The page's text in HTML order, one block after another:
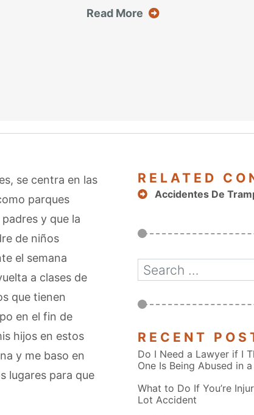
result
Read More about this case result
se centra en las
parques
y que la
de niños
el semana
a clases de
que tienen
en el fin de
hijos en estos
y me baso en
lugares para que
RELATED
Accidentes De
RECENT
Do I Need a Lawyer if I
One Is Being Abused in
What to Do If You’re
Lot Accident